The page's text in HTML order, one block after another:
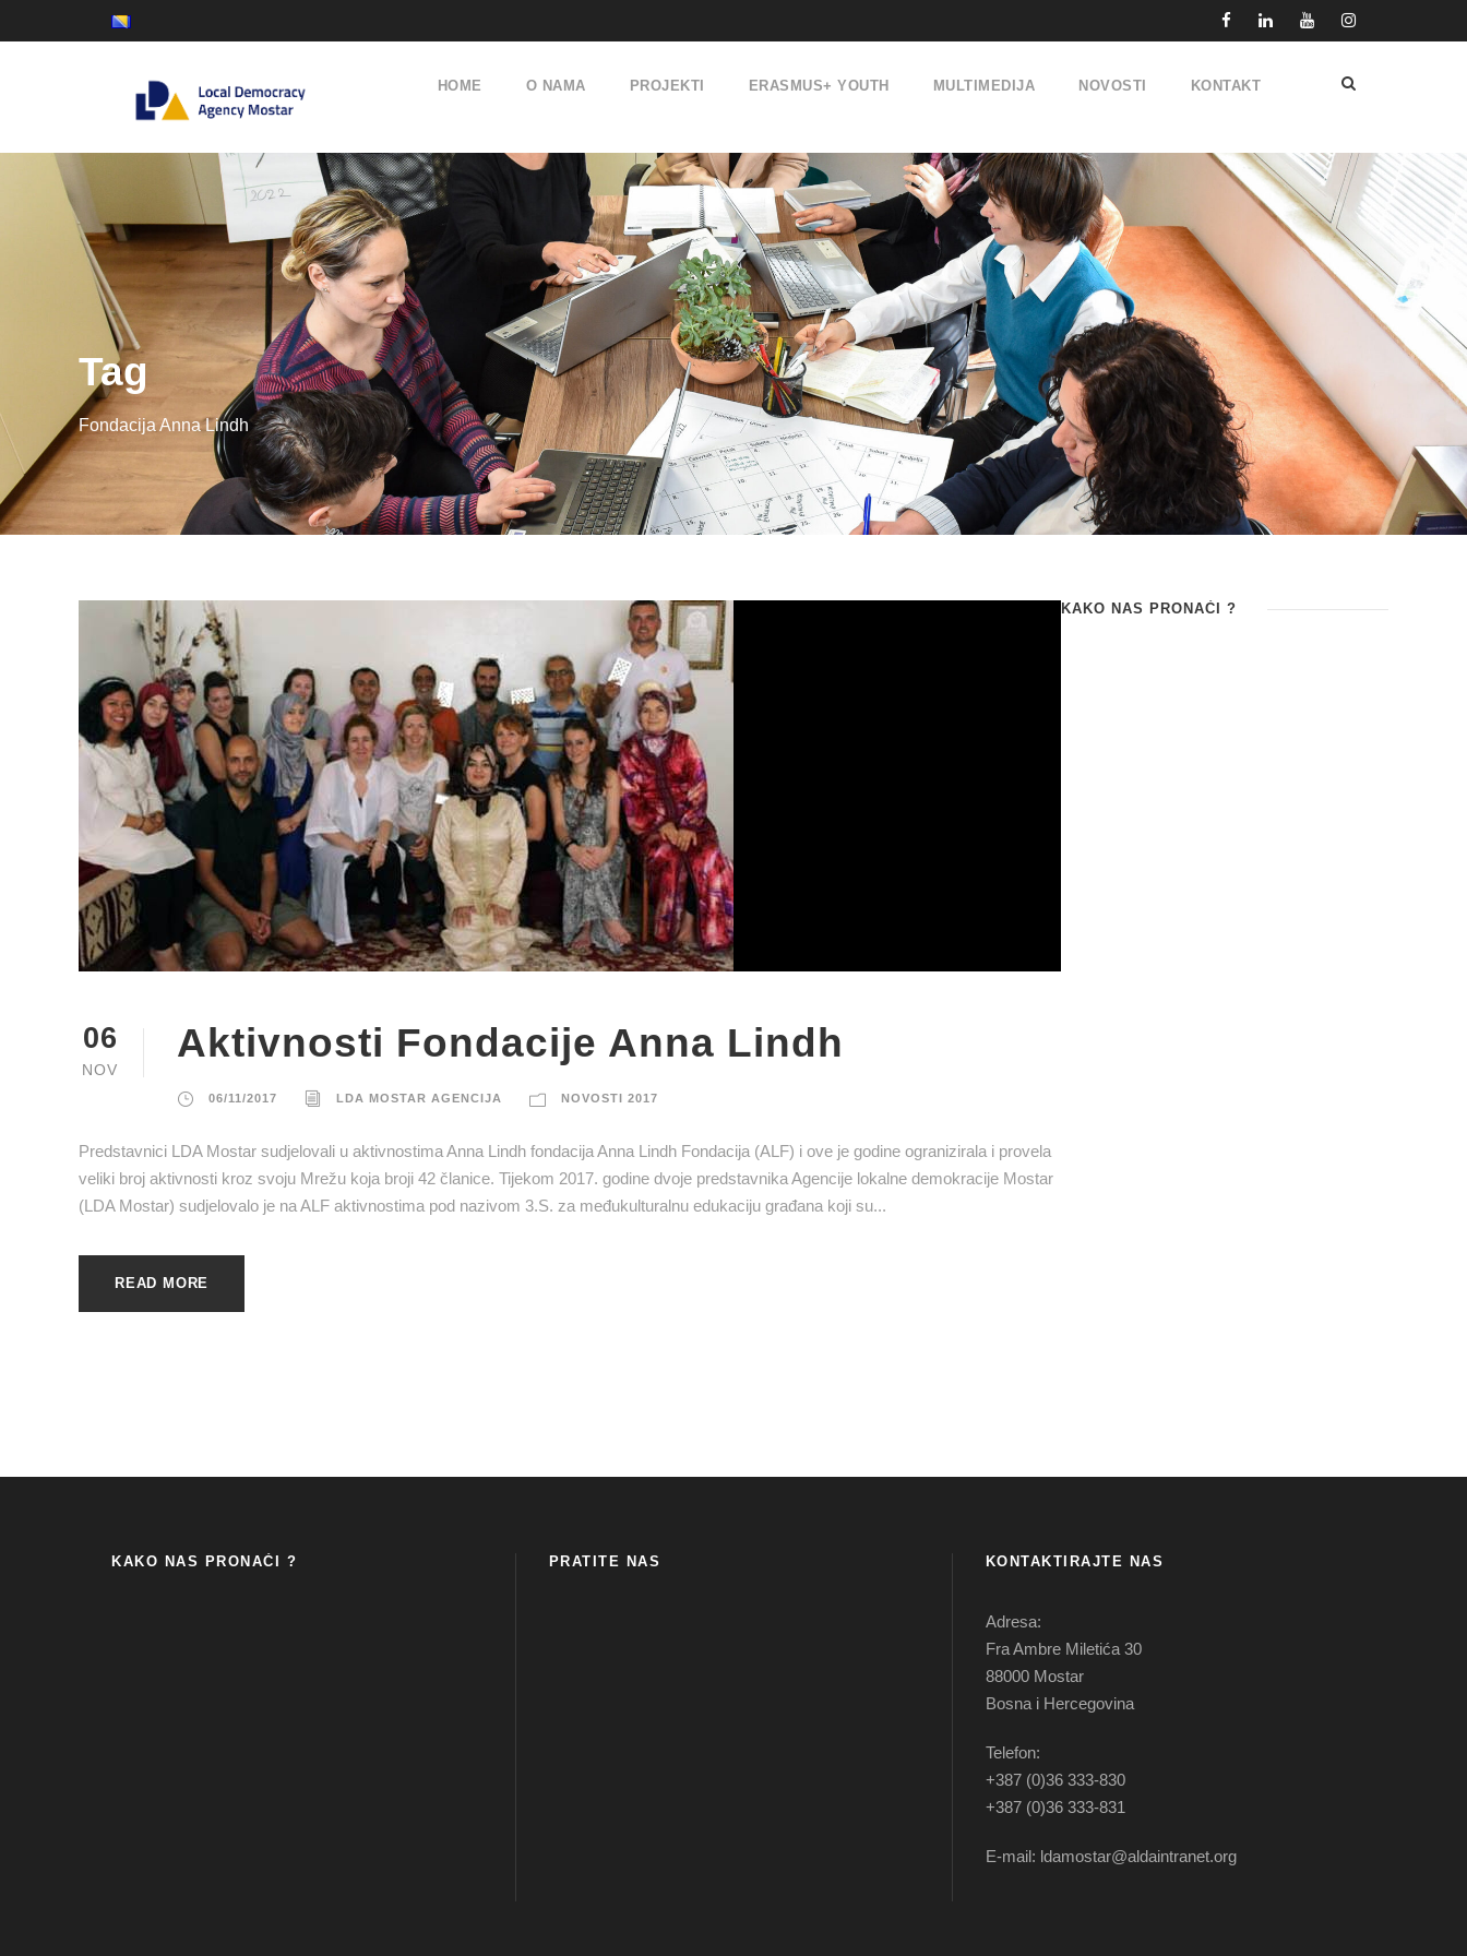
HOME O NAMA PROJEKTI ERASMUS+ YOUTH MULTIMEDIJA NOVOSTI KONTAKT
Tag
Fondacija Anna Lindh
06
NOV
Aktivnosti Fondacije Anna Lindh
06/11/2017 LDA MOSTAR AGENCIJA NOVOSTI 2017
Predstavnici LDA Mostar sudjelovali u aktivnostima Anna Lindh fondacija Anna Lindh Fondacija (ALF) i ove je godine ogranizirala i provela
veliki broj aktivnosti kroz svoju Mrežu koja broji 42 članice. Tijekom 2017. godine dvoje predstavnika Agencije lokalne demokracije Mostar
(LDA Mostar) sudjelovalo je na ALF aktivnostima pod nazivom 3.S. za međukulturalnu edukaciju građana koji su...
READ MORE
KAKO NAS PRONAĆI ?
KAKO NAS PRONAĆI ? PRATITE NAS KONTAKTIRAJTE NAS
Adresa:
Fra Ambre Miletića 30
88000 Mostar
Bosna i Hercegovina
Telefon:
+387 (0)36 333-830
+387 (0)36 333-831
E-mail: ldamostar@aldaintranet.org